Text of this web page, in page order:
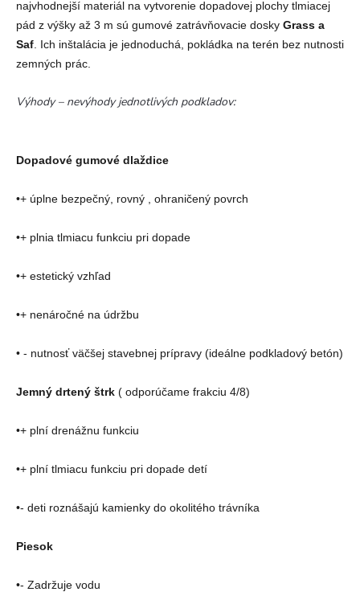
najvhodnejší materiál na vytvorenie dopadovej plochy tlmiacej
pád z výšky až 3 m sú gumové zatrávňovacie dosky Grass a
Saf. Ich inštalácia je jednoduchá, pokládka na terén bez nutnosti
zemných prác.
Výhody – nevýhody jednotlivých podkladov:
Dopadové gumové dlaždice
•+ úplne bezpečný, rovný , ohraničený povrch
•+ plnia tlmiacu funkciu pri dopade
•+ estetický vzhľad
•+ nenáročné na údržbu
• - nutnosť väčšej stavebnej prípravy (ideálne podkladový betón)
Jemný drtený štrk ( odporúčame frakciu 4/8)
•+ plní drenážnu funkciu
•+ plní tlmiacu funkciu pri dopade detí
•- deti roznášajú kamienky do okolitého trávníka
Piesok
•- Zadržuje vodu